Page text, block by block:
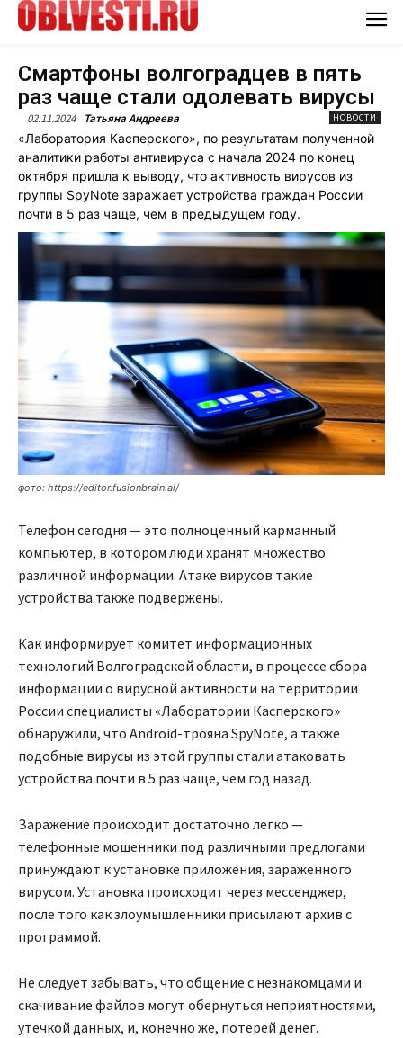
Смартфоны волгоградцев в пять
раз чаще стали одолевать вирусы
02.11.2024 Татьяна Андреева НОВОСТИ
«Лаборатория Касперского», по результатам полученной
аналитики работы антивируса с начала 2024 по конец
октября пришла к выводу, что активность вирусов из
группы SpyNote заражает устройства граждан России
почти в 5 раз чаще, чем в предыдущем году.
фото: https://editor.fusionbrain.ai/
Телефон сегодня — это полноценный карманный
компьютер, в котором люди хранят множество
различной информации. Атаке вирусов такие
устройства также подвержены.
Как информирует комитет информационных
технологий Волгоградской области, в процессе сбора
информации о вирусной активности на территории
России специалисты «Лаборатории Касперского»
обнаружили, что Android-трояна SpyNote, а также
подобные вирусы из этой группы стали атаковать
устройства почти в 5 раз чаще, чем год назад.
Заражение происходит достаточно легко —
телефонные мошенники под различными предлогами
принуждают к установке приложения, зараженного
вирусом. Установка происходит через мессенджер,
после того как злоумышленники присылают архив с
программой.
Не следует забывать, что общение с незнакомцами и
скачивание файлов могут обернуться неприятностями,
утечкой данных, и, конечно же, потерей денег.